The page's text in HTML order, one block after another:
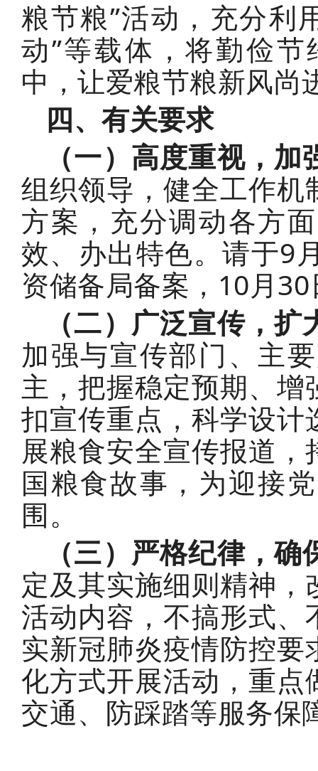
粮节粮”活动，充分利
动”等载体，将勤俭
中，让爱粮节粮新风尚
四、有关要求
（一）高度重视，加
组织领导，健全工作
方案，充分调动各方
效、办出特色。请于9
资储备局备案，10月
（二）广泛宣传，扩
加强与宣传部门、主
主，把握稳定预期、
扣宣传重点，科学设
展粮食安全宣传报道
国粮食故事，为迎接
围。
（三）严格纪律，确
定及其实施细则精神
活动内容，不搞形式
实新冠肺炎疫情防控
化方式开展活动，重
交通、防踩踏等服务保